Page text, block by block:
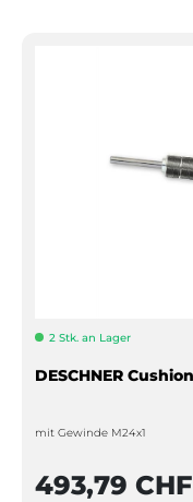
2 Stk. an Lager
mit Gewinde M24x1
493,79 CHF